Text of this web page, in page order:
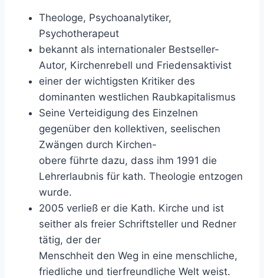
Theologe, Psychoanalytiker,
Psychotherapeut
bekannt als internationaler Bestseller-
Autor, Kirchenrebell und Friedensaktivist
einer der wichtigsten Kritiker des
dominanten westlichen Raubkapitalismus
Seine Verteidigung des Einzelnen
gegenüber den kollektiven, seelischen
Zwängen durch Kirchen-
obere führte dazu, dass ihm 1991 die
Lehrerlaubnis für kath. Theologie entzogen
wurde.
2005 verließ er die Kath. Kirche und ist
seither als freier Schriftsteller und Redner
tätig, der der
Menschheit den Weg in eine menschliche,
friedliche und tierfreundliche Welt weist.